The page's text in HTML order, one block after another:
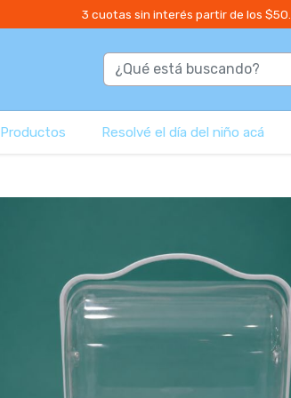
3 cuotas sin interés partir de los
Productos Resolvé el día del niño acá